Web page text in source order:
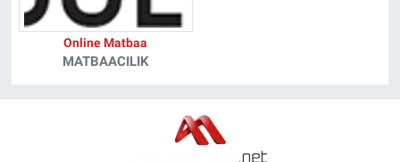
Online Matbaa
MATBAACILIK